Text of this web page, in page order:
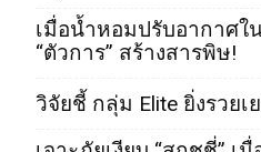
เมื่อน้ำหอมปรับอากาศใ
“ตัวการ” สร้างสารพิษ!
วิจัยชี้ กลุ่ม Elite ยิ่งรวยเ